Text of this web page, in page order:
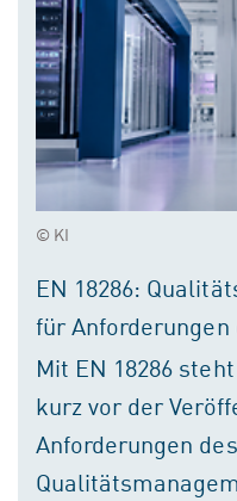
© KI
EN 18286:
für
Mit EN 18286
kurz vor der
Anforderungen